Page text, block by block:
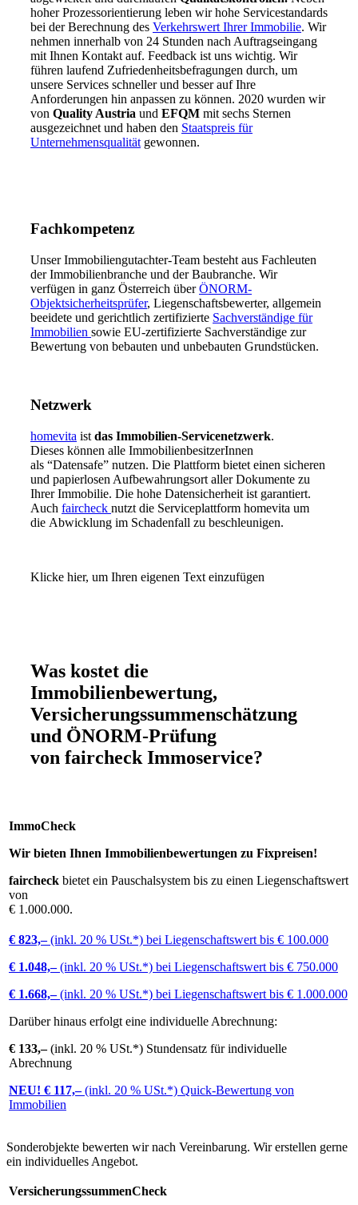
hoher Prozessorientierung leben wir hohe Servicestandards
bei der Berechnung des Verkehrswert Ihrer Immobilie. Wir
nehmen innerhalb von 24 Stunden nach Auftragseingang
mit Ihnen Kontakt auf. Feedback ist uns wichtig. Wir
führen laufend Zufriedenheitsbefragungen durch, um
unsere Services schneller und besser auf Ihre
Anforderungen hin anpassen zu können. 2020 wurden wir
von Quality Austria und EFQM mit sechs Sternen
ausgezeichnet und haben den Staatspreis für
Unternehmensqualität gewonnen.
Fachkompetenz
Unser Immobiliengutachter-Team besteht aus Fachleuten
der Immobilienbranche und der Baubranche. Wir
verfügen in ganz Österreich überÖNORM-
Objektsicherheitsprüfer, Liegenschaftsbewerter, allgemein
beeidete und gerichtlich zertifizierte Sachverständige für
Immobilien sowie EU-zertifizierte Sachverständige zur
Bewertung von bebauten und unbebauten Grundstücken.
Netzwerk
homevita ist das Immobilien-Servicenetzwerk.
Dieses können alle ImmobilienbesitzerInnen
als “Datensafe” nutzen. Die Plattform bietet einen sicheren
und papierlosen Aufbewahrungsort aller Dokumente zu
Ihrer Immobilie. Die hohe Datensicherheit ist garantiert.
Auch faircheck nutzt die Serviceplattform homevita um
die Abwicklung im Schadenfall zu beschleunigen.
Klicke hier, um Ihren eigenen Text einzufügen
Was kostet die
Immobilienbewertung,
Versicherungssummenschätzung
und ÖNORM-Prüfung
von faircheck Immoservice?
ImmoCheck
Wir bieten Ihnen Immobilienbewertungen zu Fixpreisen!
faircheck bietet ein Pauschalsystem bis zu einen Liegenschaftswert
von
€ 1.000.000.
€ 823,–(inkl. 20 % USt.*) bei Liegenschaftswert bis € 100.000
€ 1.048,–(inkl. 20 % USt.*) bei Liegenschaftswert bis € 750.000
€ 1.668,–(inkl. 20 % USt.*) bei Liegenschaftswert bis € 1.000.000
Darüber hinaus erfolgt eine individuelle Abrechnung:
€ 133,–(inkl. 20 % USt.*) Stundensatz für individuelle
Abrechnung
NEU! € 117,–(inkl. 20 % USt.*) Quick-Bewertung von
Immobilien
Sonderobjekte bewerten wir nach Vereinbarung. Wir erstellen gerne
ein individuelles Angebot.
VersicherungssummenCheck